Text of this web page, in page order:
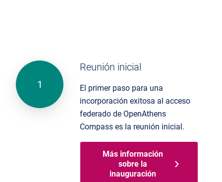
Reunión inicial
El primer paso para una
incorporación exitosa al acceso
federado de OpenAthens
Compass es la reunión inicial.
Más información
sobre la
inauguración